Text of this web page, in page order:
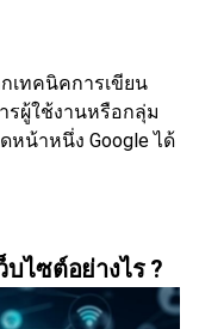
เทคนิคการเขียน
รผู้ใช้งานหรือกลุ่ม
หน้าหนึ่ง Google ได้
ไซต์อย่างไร ?